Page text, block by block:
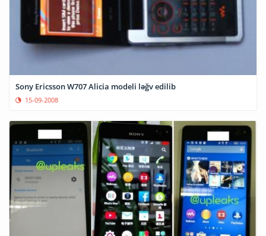
Sony Ericsson W707 Alicia modeli ləğv edilib
15-09-2008